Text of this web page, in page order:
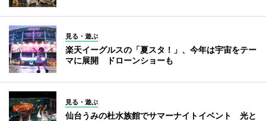
見る・遊ぶ
楽天イーグルスの「夏スタ！」、今年は宇宙をテー
マに展開 ドローンショーも
見る・遊ぶ
仙台うみの杜水族館でサマーナイトイベント 光と